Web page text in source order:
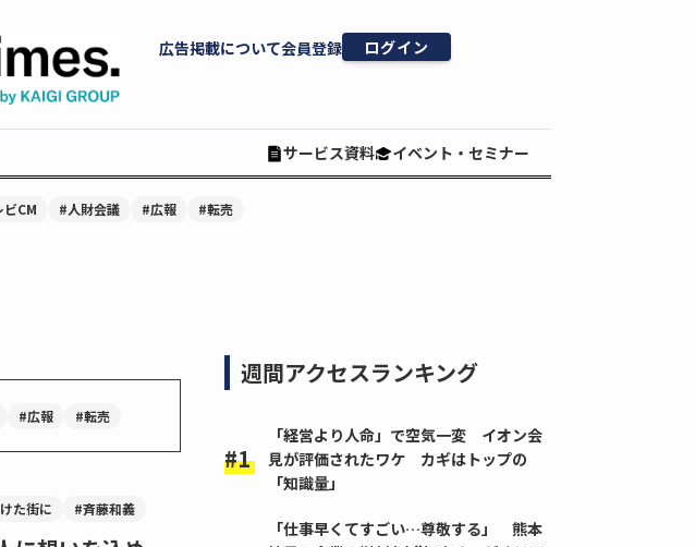
広告掲載について会員登録 ログイン
サービス資料 イベント・セミナー
CM #人財会議 #広報 #転売
#広報 #転売
た街に #斉藤和義
週間アクセスランキング
「経営より人命」で空気一変 イオン会
見が評価されたワケ カギはトップの
「知識量」
「仕事早くてすごい…尊敬する」 熊本